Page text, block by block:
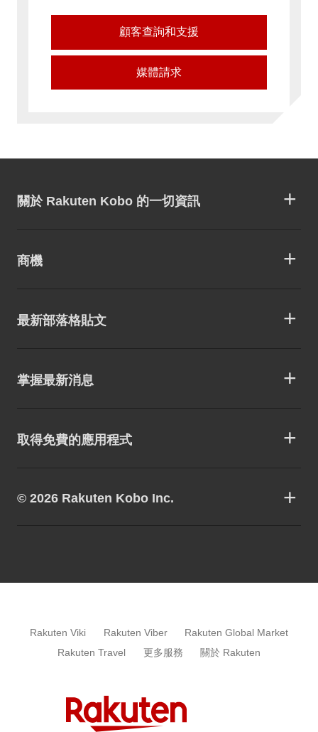
顧客查詢和支援
媒體請求
關於 Rakuten Kobo 的一切資訊
商機
最新部落格貼文
掌握最新消息
取得免費的應用程式
© 2026 Rakuten Kobo Inc.
Rakuten Viki Rakuten Viber
Rakuten Global Market
Rakuten Travel
更多服務 關於 Rakuten